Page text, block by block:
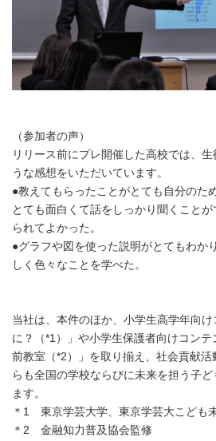
（参加者の声）
リリース前にプレ開催した高校では、
うな感想をいただいています。
●教えてもらったことがとても自分のた
とても面白くて話をしっかり聞くこと
られてよかった。
●グラフや図を使った説明がとてもわか
しく色々なことを学べた。
当社は、本件のほか、小学生高学年向
に？（*1）」や小学生保護者向けコン
前教室（*2）」を取り揃え、社会貢献
らも全国の学校ならびに未来を担う子
ます。
＊1 東京学芸大学、東京学芸大こども
＊2 金融知力普及協会監修